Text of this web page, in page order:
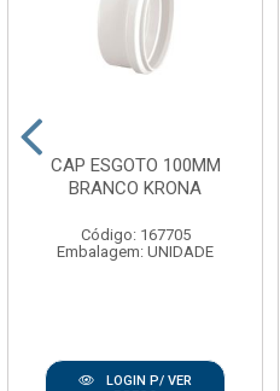
CAP ESGOTO 100MM
BRANCO KRONA
Código: 167705
Embalagem: UNIDADE
LOGIN P/ VER